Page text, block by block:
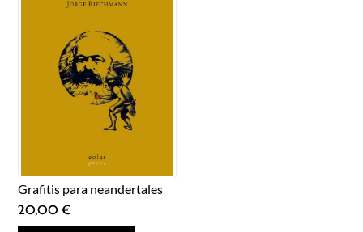
Grafitis para neandertales
20,00€